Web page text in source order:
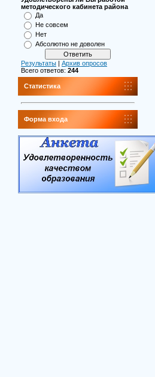
методического кабинета района
Да
Не совсем
Нет
Абсолютно не доволен
Результаты
Архив опросов
Всего ответов: 244
Статистика
Форма входа